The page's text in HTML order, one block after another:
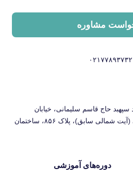
مشاوره
۰۲۱۷۷۸۹۳۷۳۲
سپهبد حاج قاسم سلیمانی، خیابان
آیت‌الله جلالی خمینی (آیت شمالی سابق)، پلاک ۸۵۶، ساختمان
دوره‌های آموزشی